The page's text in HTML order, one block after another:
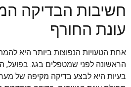
חשיבות הבדיקה
עונת החורף
אחת הטעויות הנפוצות ביותר היא
הראשונה לפני שמטפלים בגג. בפועל,
בעיות היא לבצע בדיקה מקיפה של